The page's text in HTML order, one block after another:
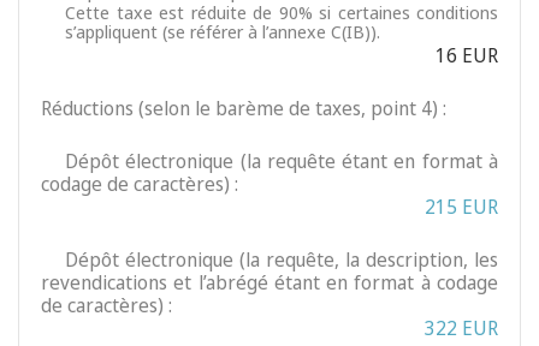
Cette taxe est réduite de 90% si certaines conditions
s’appliquent (se référer à l’annexe C(IB)).
16 EUR
Réductions (selon le barème de taxes, point 4) :
Dépôt électronique (la requête étant en format à
codage de caractères) :
215 EUR
Dépôt électronique (la requête, la description, les
revendications et l’abrégé étant en format à codage
de caractères) :
322 EUR